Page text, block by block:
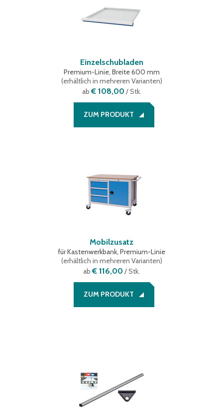
Einzelschubladen
Premium-Linie, Breite 600 mm
(erhältlich in mehreren Varianten)
ab€ 108,00 / Stk.
ZUM PRODUKT
Mobilzusatz
für Kastenwerkbank, Premium-Linie
(erhältlich in mehreren Varianten)
ab€ 116,00 / Stk.
ZUM PRODUKT